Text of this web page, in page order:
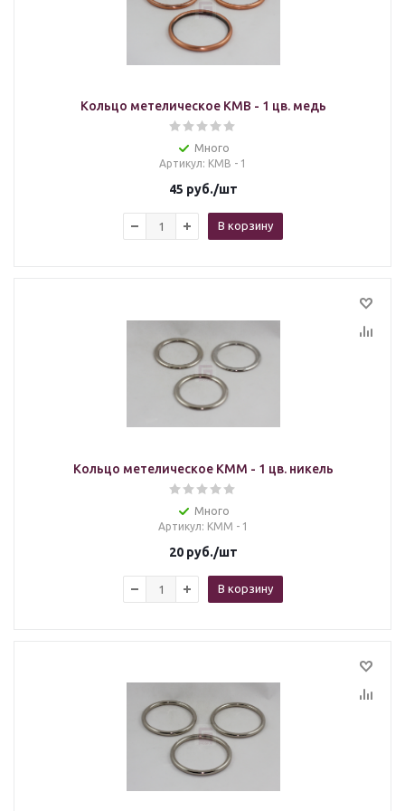
Кольцо метелическое KMB - 1 цв. медь
Много
Артикул: KMB - 1
45 руб./шт
В корзину
Кольцо метелическое KMМ - 1 цв. никель
Много
Артикул: KMM - 1
20руб./шт
В корзину